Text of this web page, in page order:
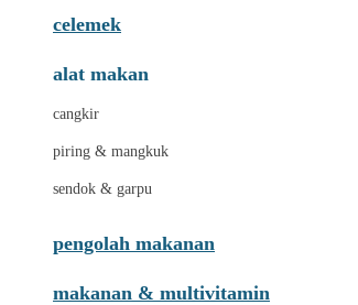
celemek
alat makan
cangkir
piring & mangkuk
sendok & garpu
pengolah makanan
makanan & multivitamin